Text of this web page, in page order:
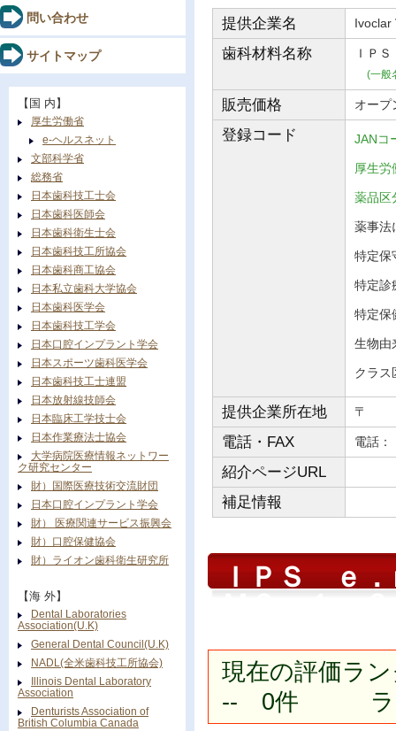
提供企業名 Ivoclar
歯科材料名称 ＩＰ
(一般
販売価格 オープ
登録コード JANコ
厚生
薬品
薬事
特定
特定
特定
生物
クラ
提供企業所在地 〒
電話・FAX 電
紹介ページURL
補足情報
ＩＰＳ ｅ
現在の評価
-- 0件 ラ
問い合わせ
サイトマップ
【国 内】
厚生労働省
e-ヘルスネット
文部科学省
総務省
日本歯科技工士会
日本歯科医師会
日本歯科衛生士会
日本歯科技工所協会
日本歯科商工協会
日本私立歯科大学協会
日本歯科医学会
日本歯科技工学会
日本口腔インプラント学会
日本スポーツ歯科医学会
日本歯科技工士連盟
日本放射線技師会
日本臨床工学技士会
日本作業療法士協会
大学病院医療情報ネットワー
ク研究センター
財）国際医療技術交流財団
日本口腔インプラント学会
財） 医療関連サービス振興会
財）口腔保健協会
財）ライオン歯科衛生研究所
【海 外】
Dental Laboratories
Association(U.K)
General Dental Council(U.K)
NADL(全米歯科技工所協会)
Illinois Dental Laboratory
Association
Denturists Association of
British Columbia Canada